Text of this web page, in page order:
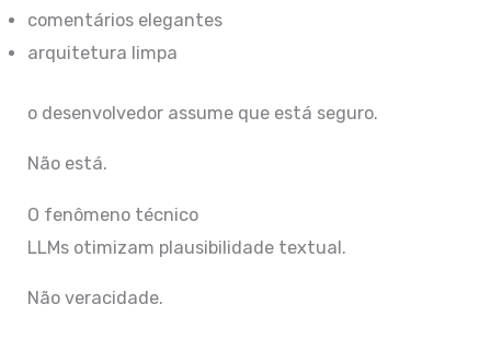
comentários elegantes
arquitetura limpa
o desenvolvedor assume que está seguro.
Não está.
O fenômeno técnico
LLMs otimizam plausibilidade textual.
Não veracidade.